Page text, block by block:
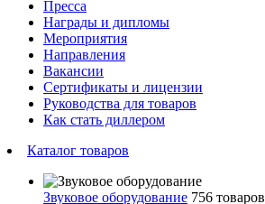
Пресса
Награды и дипломы
Мероприятия
Направления
Вакансии
Сертификаты и лицензии
Руководства для товаров
Как стать диллером
Каталог товаров
Звуковое оборудование 756 товаров